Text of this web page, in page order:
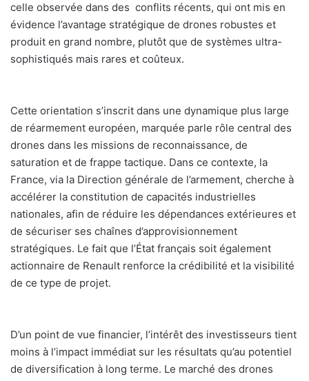
celle observée dans des conflits récents, qui ont mis en
évidence l’avantage stratégique de drones robustes et
produit en grand nombre, plutôt que de systèmes ultra-
sophistiqués mais rares et coûteux.
Cette orientation s’inscrit dans une dynamique plus large
de réarmement européen, marquée parle rôle central des
drones dans les missions de reconnaissance, de
saturation et de frappe tactique. Dans ce contexte, la
France, via la Direction générale de l’armement, cherche à
accélérer la constitution de capacités industrielles
nationales, afin de réduire les dépendances extérieures et
de sécuriser ses chaînes d’approvisionnement
stratégiques. Le fait que l’État français soit également
actionnaire de Renault renforce la crédibilité et la visibilité
de ce type de projet.
D’un point de vue financier, l’intérêt des investisseurs tient
moins à l’impact immédiat sur les résultats qu’au potentiel
de diversification à long terme. Le marché des drones